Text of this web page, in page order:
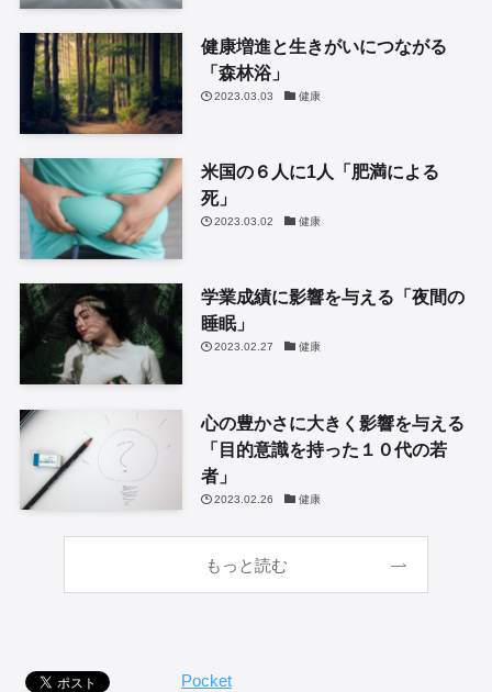
健康増進と生きがいにつながる
「森林浴」
2023.03.03 健康
米国の６人に1人「肥満による
死」
2023.03.02 健康
学業成績に影響を与える「夜間の
睡眠」
2023.02.27 健康
心の豊かさに大きく影響を与える
「目的意識を持った１０代の若
者」
2023.02.26 健康
もっと読む
Pocket